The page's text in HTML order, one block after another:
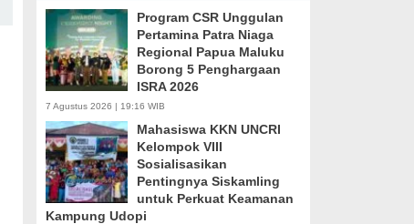
Program CSR Unggulan
Pertamina Patra Niaga
Regional Papua Maluku
Borong 5 Penghargaan
ISRA 2026
7 Agustus 2026 | 19:16 WIB
Mahasiswa KKN UNCRI
Kelompok VIII
Sosialisasikan
Pentingnya Siskamling
untuk Perkuat Keamanan
Kampung Udopi